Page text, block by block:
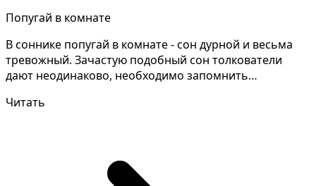
Попугай в комнате
В соннике попугай в комнате - сон дурной и весьма
тревожный. Зачастую подобный сон толкователи
дают неодинаково, необходимо запомнить
Читать